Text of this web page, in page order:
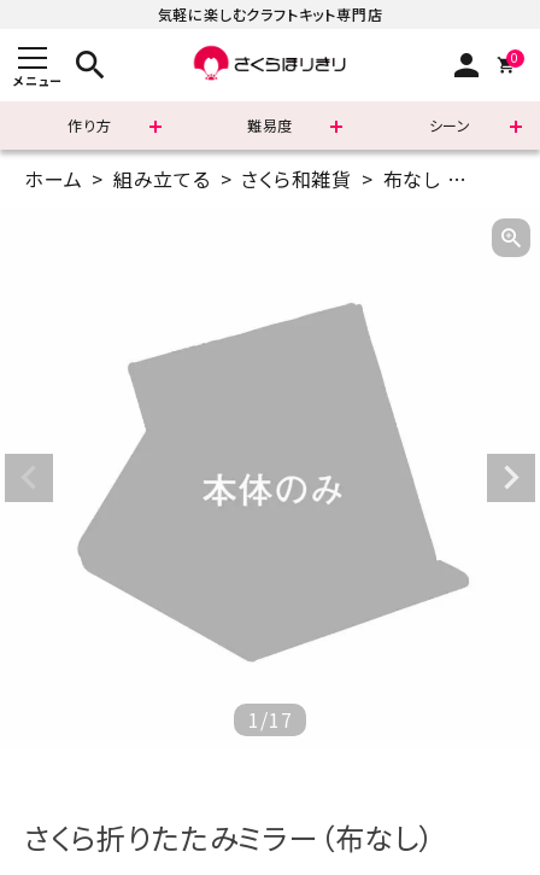
気軽に楽しむクラフトキット専門店
メニュー search person 0
作り方 難易度 シーン
まずはこちら
すべての商品
診断チャート
ジャンルで選ぶ
レビューを見る
最新のチラシはこちら
ホーム 組み立てる さくら和雑貨 布なし
1/17
さくら折りたたみミラー（布なし）